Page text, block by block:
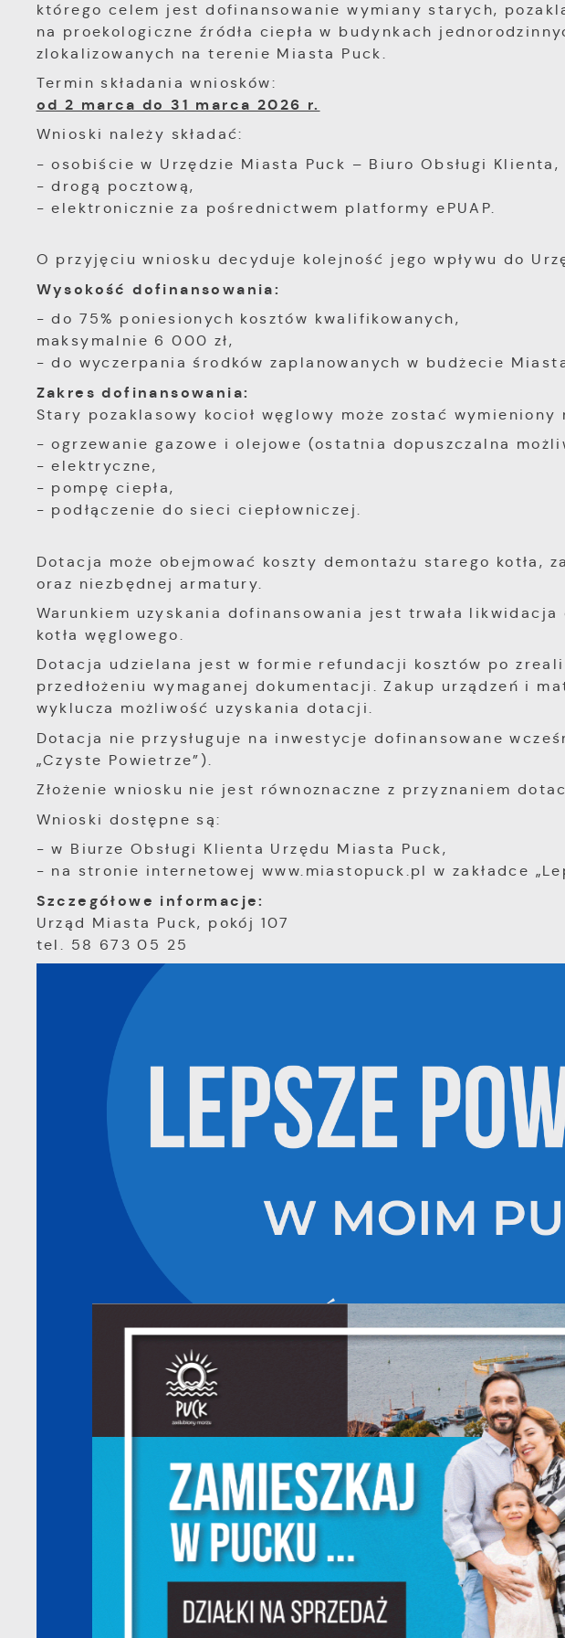
którego celem jest dofinansowanie wymiany starych,
na proekologiczne źródła ciepła w budynkach
zlokalizowanych na terenie Miasta Puck.
Termin składania wniosków:
od 2 marca do 31 marca 2026 r.
Wnioski należy składać:
- osobiście w Urzędzie Miasta Puck – Biuro Obsługi Klienta,
- drogą pocztową,
- elektronicznie za pośrednictwem platformy ePUAP.
O przyjęciu wniosku decyduje kolejność jego wpływu do
Wysokość dofinansowania:
- do 75% poniesionych kosztów kwalifikowanych,
maksymalnie 6 000 zł,
- do wyczerpania środków zaplanowanych w budżecie
Zakres dofinansowania:
Stary pozaklasowy kocioł węglowy może zostać wymieniony
- ogrzewanie gazowe i olejowe (ostatnia dopuszczalna
- elektryczne,
- pompę ciepła,
- podłączenie do sieci ciepłowniczej.
Dotacja może obejmować koszty demontażu starego kotła,
oraz niezbędnej armatury.
Warunkiem uzyskania dofinansowania jest trwała likwidacja
kotła węglowego.
Dotacja udzielana jest w formie refundacji kosztów po
przedłożeniu wymaganej dokumentacji. Zakup urządzeń i
wyklucza możliwość uzyskania dotacji.
Dotacja nie przysługuje na inwestycje dofinansowane
„Czyste Powietrze”).
Złożenie wniosku nie jest równoznaczne z przyznaniem
Wnioski dostępne są:
- w Biurze Obsługi Klienta Urzędu Miasta Puck,
- na stronie internetowej www.miastopuck.pl w zakładce
Szczegółowe informacje:
Urząd Miasta Puck, pokój 107
tel. 58 673 05 25
Szanujemy Twoją
lub zaakceptować je
dokonać zmiany swoich
Niezbędne
Niezbędne pliki cookies
strony internetowej i
oferowanych przez nas
Pliki cookies
w celu m.in.
prywatności, logowania
cookies strona, z której
Więcej
Funkcjonalne i
Tego typu pliki cookies
zapamiętanie
personalizację